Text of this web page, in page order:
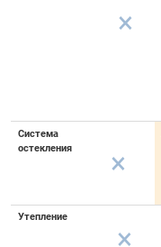
Система
остекления
Утепление